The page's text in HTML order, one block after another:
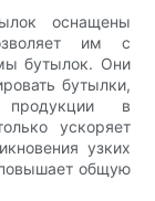
оснащены
им с
бутылок. Они
бутылки,
продукции в
ускоряет
узких
общую